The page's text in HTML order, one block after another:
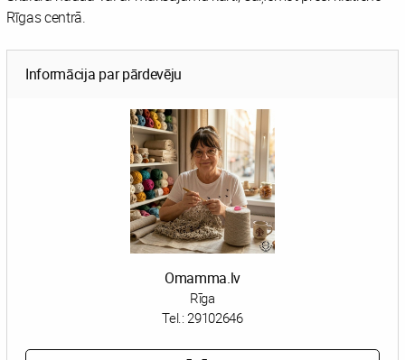
Rīgas centrā.
Informācija par pārdevēju
Omamma.lv
Rīga
Tel.:29102646